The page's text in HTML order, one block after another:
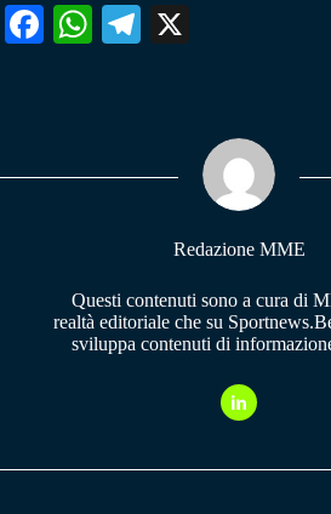
Fa W
pp
Te
m
Redazione MME
Questi contenuti sono a cura di
realtà editoriale che su
sviluppa contenuti di